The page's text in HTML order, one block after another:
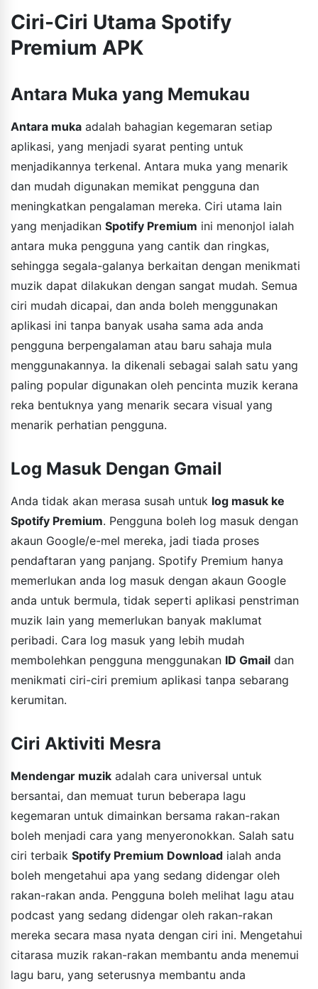
Ciri-Ciri Utama Spotify
Premium APK
Antara Muka yang Memukau
Antara muka adalah bahagian kegemaran setiap
aplikasi, yang menjadi syarat penting untuk
menjadikannya terkenal. Antara muka yang menarik
dan mudah digunakan memikat pengguna dan
meningkatkan pengalaman mereka. Ciri utama lain
yang menjadikan Spotify Premium ini menonjol ialah
antara muka pengguna yang cantik dan ringkas,
sehingga segala-galanya berkaitan dengan menikmati
muzik dapat dilakukan dengan sangat mudah. Semua
ciri mudah dicapai, dan anda boleh menggunakan
aplikasi ini tanpa banyak usaha sama ada anda
pengguna berpengalaman atau baru sahaja mula
menggunakannya. Ia dikenali sebagai salah satu yang
paling popular digunakan oleh pencinta muzik kerana
reka bentuknya yang menarik secara visual yang
menarik perhatian pengguna.
Log Masuk Dengan Gmail
Anda tidak akan merasa susah untuk log masuk ke
Spotify Premium. Pengguna boleh log masuk dengan
akaun Google/e-mel mereka, jadi tiada proses
pendaftaran yang panjang. Spotify Premium hanya
memerlukan anda log masuk dengan akaun Google
anda untuk bermula, tidak seperti aplikasi penstriman
muzik lain yang memerlukan banyak maklumat
peribadi. Cara log masuk yang lebih mudah
membolehkan pengguna menggunakan ID Gmail dan
menikmati ciri-ciri premium aplikasi tanpa sebarang
kerumitan.
Ciri Aktiviti Mesra
Mendengar muzik adalah cara universal untuk
bersantai, dan memuat turun beberapa lagu
kegemaran untuk dimainkan bersama rakan-rakan
boleh menjadi cara yang menyeronokkan. Salah satu
ciri terbaik Spotify Premium Download ialah anda
boleh mengetahui apa yang sedang didengar oleh
rakan-rakan anda. Pengguna boleh melihat lagu atau
podcast yang sedang didengar oleh rakan-rakan
mereka secara masa nyata dengan ciri ini. Mengetahui
citarasa muzik rakan-rakan membantu anda menemui
lagu baru, yang seterusnya membantu anda